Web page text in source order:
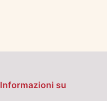
Informazioni su